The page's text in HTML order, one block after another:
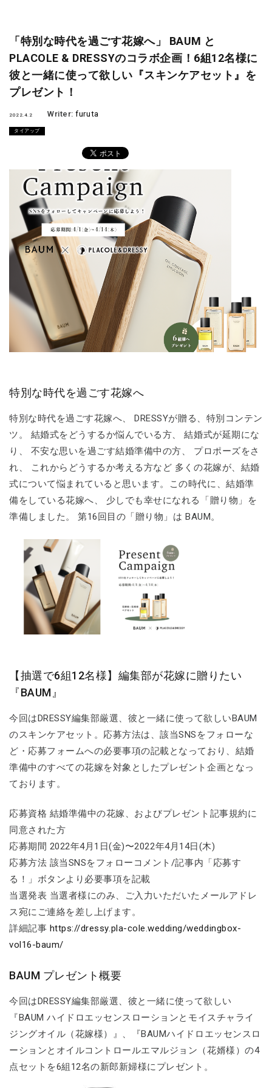
「特別な時代を過ごす花嫁へ」 BAUM と
PLACOLE & DRESSYのコラボ企画！6組12名様に
彼と一緒に使って欲しい『スキンケアセット』を
プレゼント！
2022.4.2 Writer:furuta
タイアップ
特別な時代を過ごす花嫁へ
特別な時代を過ごす花嫁へ、 DRESSYが贈る、特別コンテン
ツ。 結婚式をどうするか悩んでいる方、 結婚式が延期にな
り、 不安な思いを過ごす結婚準備中の方、 プロポーズをさ
れ、 これからどうするか考える方など 多くの花嫁が、結婚
式について悩まれていると思います。この時代に、結婚準
備をしている花嫁へ、 少しでも幸せになれる「贈り物」を
準備しました。 第16回目の「贈り物」は BAUM。
【抽選で6組12名様】編集部が花嫁に贈りたい
『BAUM』
今回はDRESSY編集部厳選、彼と一緒に使って欲しいBAUM
のスキンケアセット。応募方法は、該当SNSをフォローな
ど・応募フォームへの必要事項の記載となっており、結婚
準備中のすべての花嫁を対象としたプレゼント企画となっ
ております。
応募資格 結婚準備中の花嫁、およびプレゼント記事規約に
同意された方
応募期間 2022年4月1日(金)〜2022年4月14日(木)
応募方法 該当SNSをフォローコメント/記事内「応募す
る！」ボタンより必要事項を記載
当選発表 当選者様にのみ、ご入力いただいたメールアドレ
ス宛にご連絡を差し上げます。
詳細記事 https://dressy.pla-cole.wedding/weddingbox-
vol16-baum/
BAUM プレゼント概要
今回はDRESSY編集部厳選、彼と一緒に使って欲しい
『BAUM ハイドロエッセンスローションとモイスチャライ
ジングオイル（花嫁様）』、『BAUMハイドロエッセンスロ
ーションとオイルコントロールエマルジョン（花婿様）の4
点セットを6組12名の新郎新婦様にプレゼント。